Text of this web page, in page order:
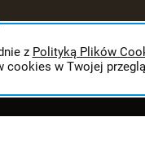
z Polityką Plików
cookies w Twojej